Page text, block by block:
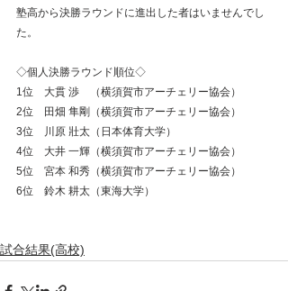
塾高から決勝ラウンドに進出した者はいませんでし
た。
◇個人決勝ラウンド順位◇
1位　大貫 渉　（横須賀市アーチェリー協会）
2位　田畑 隼剛（横須賀市アーチェリー協会）
3位　川原 壯太（日本体育大学）
4位　大井 一輝（横須賀市アーチェリー協会）
5位　宮本 和秀（横須賀市アーチェリー協会）
6位　鈴木 耕太（東海大学）
試合結果(高校)